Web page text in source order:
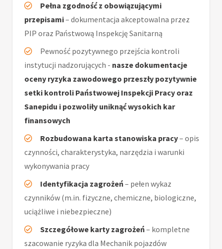
Pełna zgodność z obowiązującymi
przepisami– dokumentacja akceptowalna przez
PIP oraz Państwową Inspekcję Sanitarną
Pewność pozytywnego przejścia kontroli
instytucji nadzorujących - nasze dokumentacje
oceny ryzyka zawodowego przeszły pozytywnie
setki kontroli Państwowej Inspekcji Pracy oraz
Sanepidu i pozwoliły uniknąć wysokich kar
finansowych
Rozbudowana karta stanowiska pracy– opis
czynności, charakterystyka, narzędzia i warunki
wykonywania pracy
Identyfikacja zagrożeń– pełen wykaz
czynników (m.in. fizyczne, chemiczne, biologiczne,
uciążliwe i niebezpieczne)
Szczegółowe karty zagrożeń– kompletne
szacowanie ryzyka dla Mechanik pojazdów